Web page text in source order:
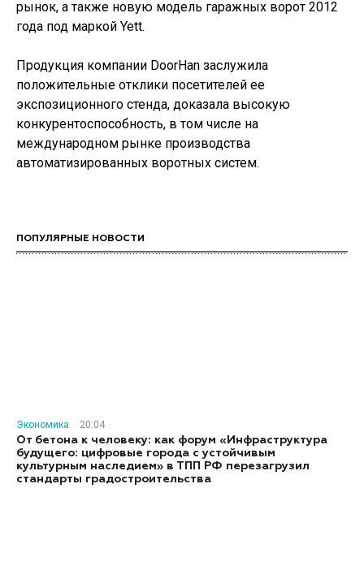
рынок, а также новую модель гаражных ворот 2012
года под маркой Yett.
Продукция компании DoorHan заслужила
положительные отклики посетителей ее
экспозиционного стенда, доказала высокую
конкурентоспособность, в том числе на
международном рынке производства
автоматизированных воротных систем.
ПОПУЛЯРНЫЕ НОВОСТИ
Экономика
20:04
От бетона к человеку: как форум «Инфраструктура
будущего: цифровые города с устойчивым
культурным наследием» в ТПП РФ перезагрузил
стандарты градостроительства